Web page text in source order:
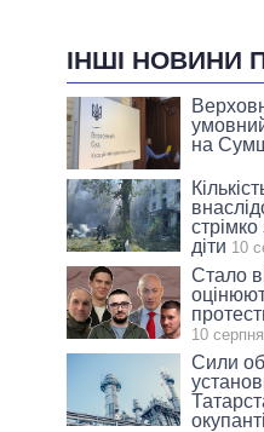
ІНШІ НОВИНИ
на
діти 10
Стало
10
Сили